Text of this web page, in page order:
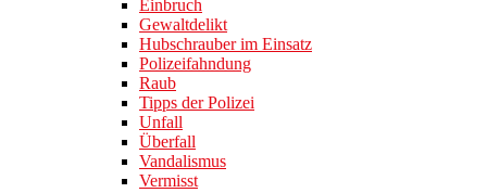
Einbruch
Gewaltdelikt
Hubschrauber im Einsatz
Polizeifahndung
Raub
Tipps der Polizei
Unfall
Überfall
Vandalismus
Vermisst